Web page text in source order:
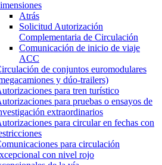
Atrás
Solicitud Autorización
Complementaria de Circulación
Comunicación de inicio de viaje
ACC
de conjuntos euromodulares
y dúo-trailers)
para tren turístico
para pruebas o ensayos de
extraordinarios
para circular en fechas con
para circulación
con nivel rojo